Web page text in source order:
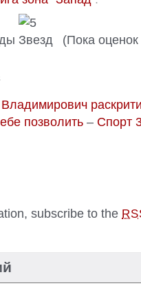
(Пока оценок
позволить – Спорт
subscribe to the